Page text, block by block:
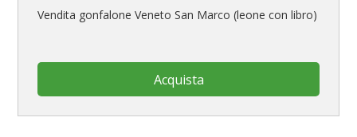
Vendita gonfalone Veneto San Marco (leone con libro)
Acquista